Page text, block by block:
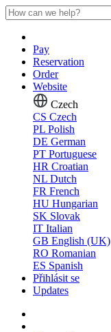
Pay
Reservation
Order
Website
Czech
CS Czech
PL Polish
DE German
PT Portuguese
HR Croatian
NL Dutch
FR French
HU Hungarian
SK Slovak
IT Italian
GB English (UK)
RO Romanian
ES Spanish
Přihlásit se
Updates